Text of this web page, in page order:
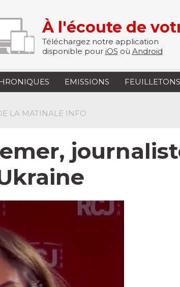
À l'écoute de
Téléchargez notre application
disponible pour iOS où Android
EMISSIONS FEUILLETONS
LA MATINALE INFO